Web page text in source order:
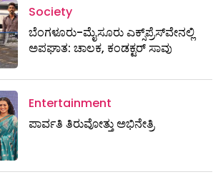
Society
ಬೆಂಗಳೂರು-ಮೈಸೂರು ಎಕ್ಸ್​ಪ್ರೆಸ್‌ವೇನಲ್ಲಿ
ಅಪಘಾತ: ಚಾಲಕ, ಕಂಡಕ್ಟರ್ ಸಾವು
Entertainment
ಪಾರ್ವತಿ ತಿರುವೋತ್ತು ಅಭಿನೇತ್ರಿ